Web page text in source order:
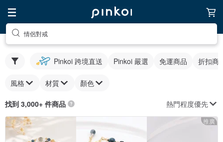
情侶對戒
Pinkoi 跨境直送 Pinkoi 嚴選 免運商品 折扣商
風格 材質 顏色
找到 3,000+ 件商品 熱門程度優先
推廣